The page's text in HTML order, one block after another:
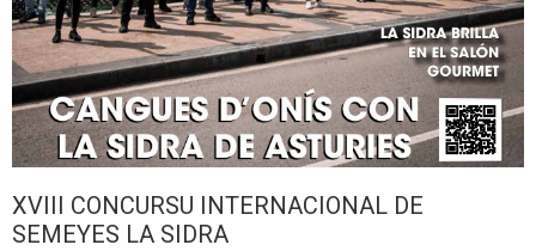
XVIII CONCURSU INTERNACIONAL DE
SEMEYES LA SIDRA